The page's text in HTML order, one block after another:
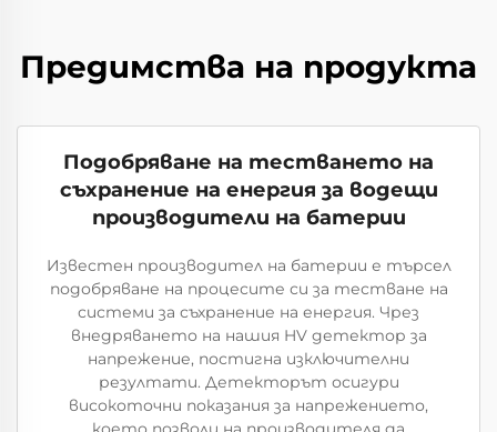
Предимства на продукта
Подобряване на тестването на
съхранение на енергия за водещи
производители на батерии
Известен производител на батерии е търсел
подобряване на процесите си за тестване на
системи за съхранение на енергия. Чрез
внедряването на нашия HV детектор за
напрежение, постигна изключителни
резултати. Детекторът осигури
високоточни показания за напрежението,